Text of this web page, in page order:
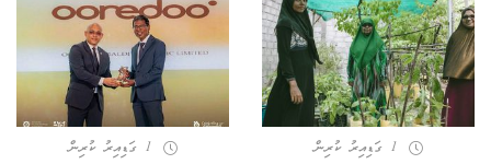
1 ގަޑިއިރު ކުރިން 1 ގަޑިއިރު ކުރިން